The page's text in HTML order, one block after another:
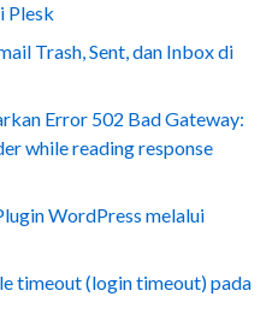
Plesk
Trash, Sent, dan Inbox di
Error 502 Bad Gateway:
while reading response
WordPress melalui
timeout (login timeout) pada